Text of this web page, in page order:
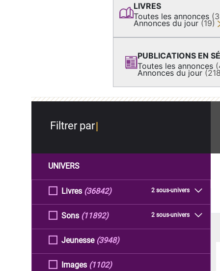
LIVRES
Toutes les annonces
Annonces du jour (19)
PUBLICATIONS EN
Toutes les annonces
Annonces du jour
Filtrer par
UNIVERS
Livres 2 sous-univers
(36842)
Sons 2 sous-univers
(11892)
Jeunesse (3948)
Images (1102)